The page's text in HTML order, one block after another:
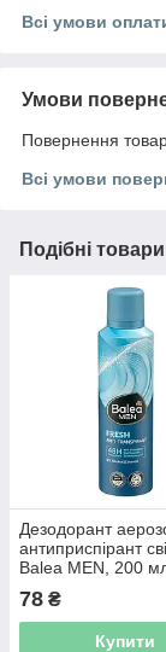
Всі умови
Умови
Повернення
Всі умови
Подібні
Дезодорант
антиприспірант
Balea MEN, 200
78 ₴
Купити